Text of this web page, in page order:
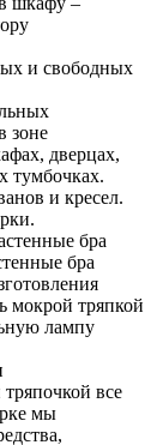
и свободных
зоне
дверцах,
тумбочках.
и кресел.
бра
бра
мокрой тряпкой
лампу
все
мы